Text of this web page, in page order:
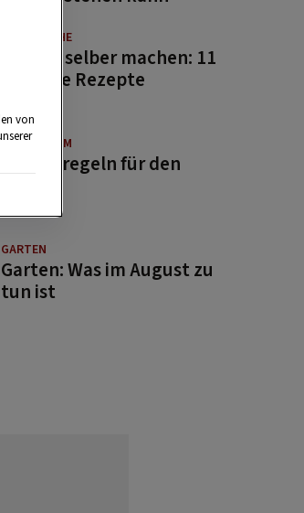
GUTE KÜCHE
Saucen selber machen: 11
beliebte Rezepte
BRAUCHTUM
Bauernregeln für den
GARTEN
Garten: Was im August zu
tun ist
von